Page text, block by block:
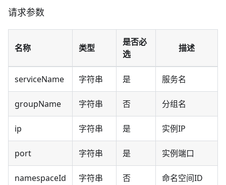
请求参数
名称 类型
是否必
选
描述
serviceName 字符串 是 服务名
groupName 字符串 否 分组名
ip 字符串 是 实例IP
port 字符串 是 实例端口
namespaceId 字符串 否 命名空间ID